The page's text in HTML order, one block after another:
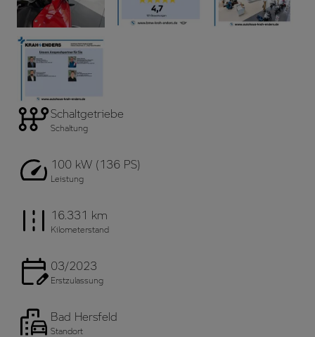
Schaltgetriebe
Schaltung
100 kW (136 PS)
Leistung
16.331 km
Kilometerstand
03/2023
Erstzulassung
Bad Hersfeld
Standort